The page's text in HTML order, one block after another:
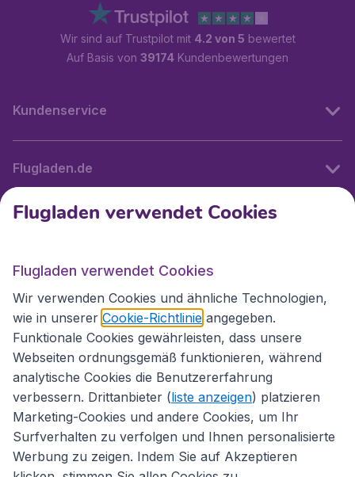
Wir sind auf Trustpilot mit 4.2 von 5 bewertet
Auf Basis von 39174 Kundenbewertungen
Kundenservice
Flugladen.de
Internationale Webseiten
Folgen Sie uns:
Flugladen verwendet Cookies
Flugladen verwendet Cookies
Wir verwenden Cookies und ähnliche Technologien,
wie in unserer Cookie-Richtlinie angegeben.
Funktionale Cookies gewährleisten, dass unsere
Webseiten ordnungsgemäß funktionieren, während
analytische Cookies die Benutzererfahrung
verbessern. Drittanbieter (liste anzeigen) platzieren
Marketing-Cookies und andere Cookies, um Ihr
Surfverhalten zu verfolgen und Ihnen personalisierte
Werbung zu zeigen. Indem Sie auf Akzeptieren